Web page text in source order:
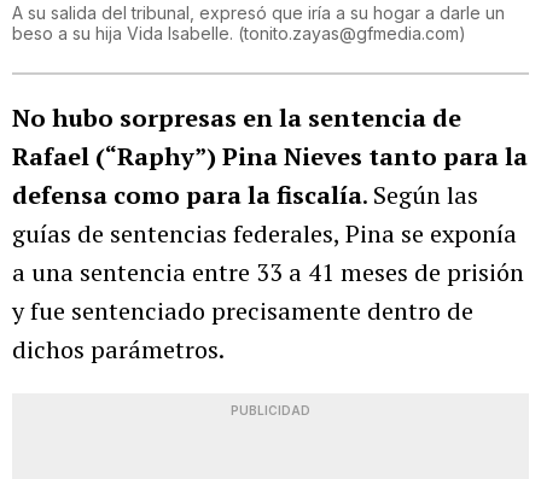
A su salida del tribunal, expresó que iría a su hogar a darle un
beso a su hija Vida Isabelle. (tonito.zayas@gfmedia.com)
No hubo sorpresas en la sentencia de
Rafael (“Raphy”) Pina Nieves tanto para la
defensa como para la fiscalía. Según las
guías de sentencias federales, Pina se exponía
a una sentencia entre 33 a 41 meses de prisión
y fue sentenciado precisamente dentro de
dichos parámetros.
PUBLICIDAD